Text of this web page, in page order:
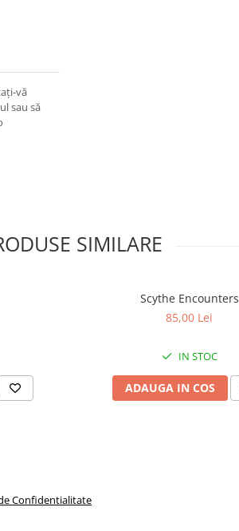
vă
sau să
SIMILARE
Scythe Encounters
85,00 Lei
IN STOC
ADAUGA IN COS
Confidentialitate